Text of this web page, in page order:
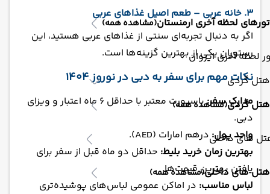
تورهای لحظه آخری ارمنستان(مشاهده همه)
لحظه آخری ایروان
هتل گردی
هتل گردی(مشاهده همه)
های داخلی
هتل های داخلی(مشاهده همه)
3. خانه عربی – طعم اصیل غذاهای عربی
اگر به دنبال تجربه‌ای سنتی از غذاهای عربی هستید، این
رستوران یکی از بهترین گزینه‌ها است.
نکات مهم برای سفر به دبی در نوروز 1404
مدارک سفر:
پاسپورت معتبر با حداقل 6 ماه اعتبار و ویزای
دبی.
واحد پول:درهم امارات (AED).
بهترین زمان خرید بلیط: حداقل دو ماه قبل از سفر برای
یافتن بهترین قیمت‌ها.
لباس مناسب: در اماکن عمومی لباس‌های پوشیده‌تری